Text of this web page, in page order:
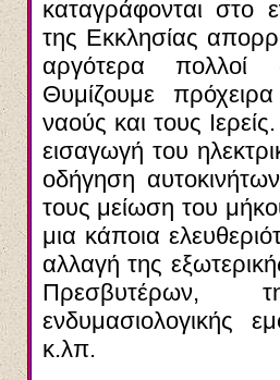
καταγράφονται στο
της Εκκλησίας
αργότερα πολλοί
Θυμίζουμε
ναούς και τους
εισαγωγή του
οδήγηση
τους μείωση του
μια κάποια
αλλαγή της
Πρεσβυτέρων,
ενδυμασιολογικής
κ.λπ.